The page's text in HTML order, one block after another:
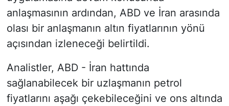
anlaşmasının ardından, ABD ve İran arasında
olası bir anlaşmanın altın fiyatlarının yönü
açısından izleneceği belirtildi.
Analistler, ABD - İran hattında
sağlanabilecek bir uzlaşmanın petrol
fiyatlarını aşağı çekebileceğini ve ons altında